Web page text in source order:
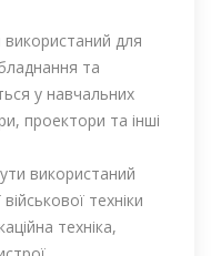
для
та
у навчальних
проектори та інші
використаний
техніки
техніка,